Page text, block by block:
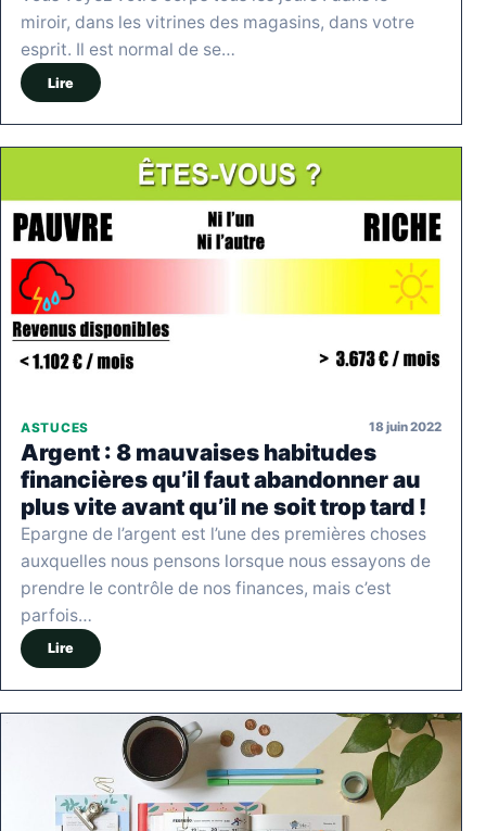
miroir, dans les vitrines des magasins, dans votre
esprit. Il est normal de se…
Lire
ASTUCES 18 juin 2022
Argent : 8 mauvaises habitudes
financières qu’il faut abandonner au
plus vite avant qu’il ne soit trop tard !
Epargne de l’argent est l’une des premières choses
auxquelles nous pensons lorsque nous essayons de
prendre le contrôle de nos finances, mais c’est
parfois…
Lire